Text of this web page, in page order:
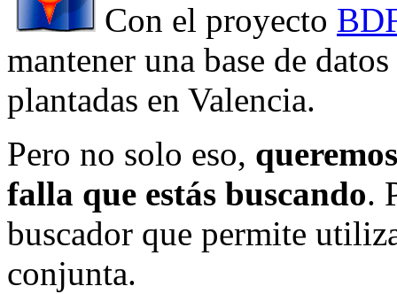
Con el proyecto
mantener una base de
plantadas en Valencia.
Pero no solo eso,
falla que estás buscando.
buscador que permite
conjunta.